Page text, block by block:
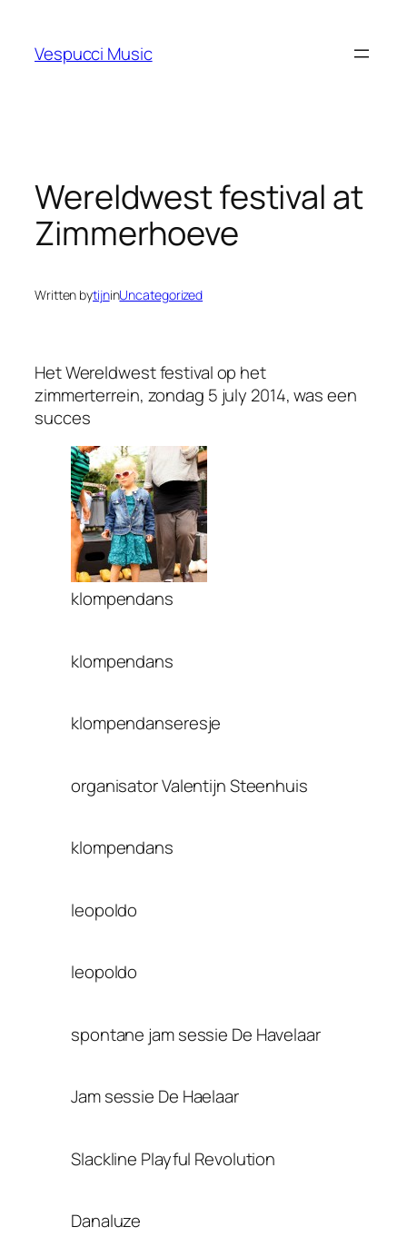
content
Vespucci Music
Wereldwest festival at
Zimmerhoeve
Written bytijninUncategorized
Het Wereldwest festival op het
zimmerterrein, zondag 5 july 2014, was een
succes
klompendans
klompendans
klompendanseresje
organisator Valentijn Steenhuis
klompendans
leopoldo
leopoldo
spontane jam sessie De Havelaar
Jam sessie De Haelaar
Slackline Playful Revolution
Danaluze